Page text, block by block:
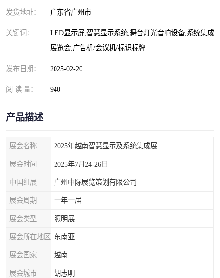
发货地址： 广东省广州市
关键词：
LED显示屏,智慧显示系统,舞台灯光音响设备,系统集成
展览会,广告机/会议机/标识标牌
发布日期： 2025-02-20
阅 读 量： 940
产品描述
展会名称 2025年越南智慧显示及系统集成展
展会时间 2025年7月24-26日
中国组展 广州中际展览策划有限公司
展会周期 一年一届
展会类型 照明展
展会所在地区 东南亚
展会国家 越南
展会城市 胡志明